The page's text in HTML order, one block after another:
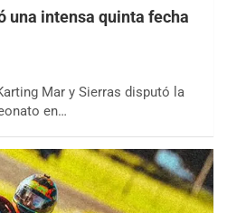
una intensa quinta fecha
Mar y Sierras disputó la
en…